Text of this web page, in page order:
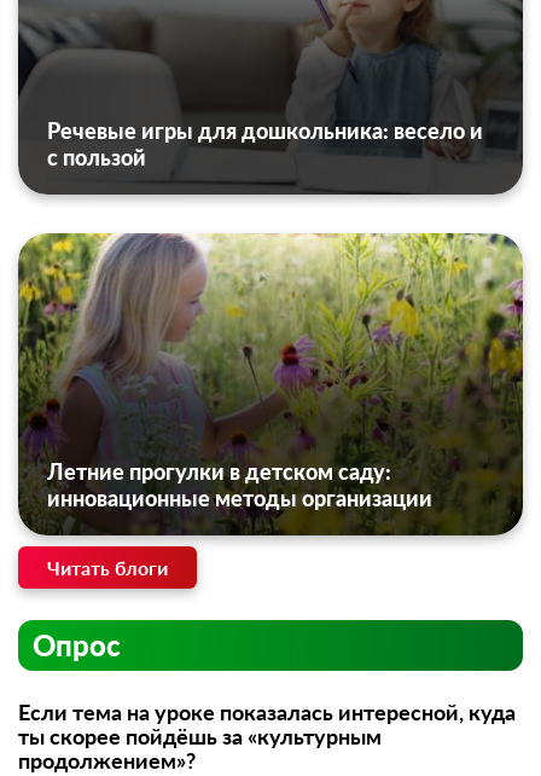
Речевые игры для дошкольника: весело и
с пользой
Летние прогулки в детском саду:
инновационные методы организации
Читать блоги
Опрос
Если тема на уроке показалась интересной, куда
ты скорее пойдёшь за «культурным
продолжением»?